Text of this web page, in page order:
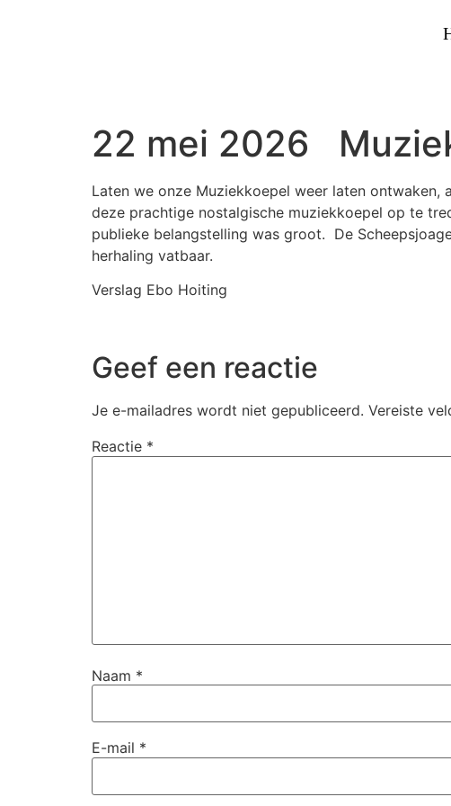
22 mei 2026
Laten we onze Muziekkoepel weer laten
deze prachtige nostalgische muziekkoepel op te
publieke belangstelling was groot. De
herhaling vatbaar.
Verslag Ebo Hoiting
Geef een reactie
Je e-mailadres wordt niet gepubliceerd. Vereiste
Reactie *
Naam *
E-mail *